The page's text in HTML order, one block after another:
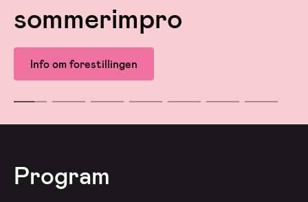
sommerimpro
Info om forestillingen
Program